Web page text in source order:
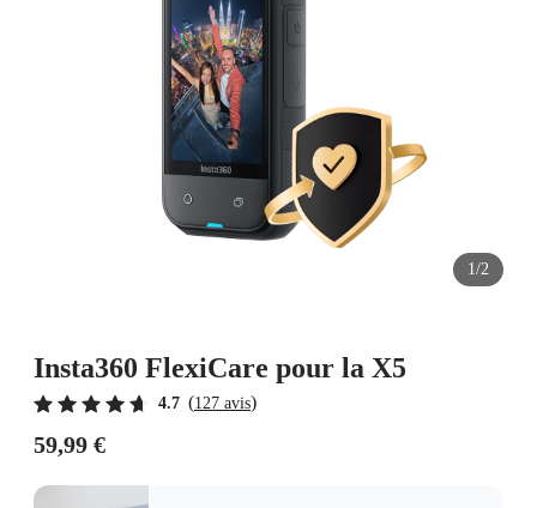
1/2
Insta360 FlexiCare pour la X5
4.7 (127 avis)
59,99 €